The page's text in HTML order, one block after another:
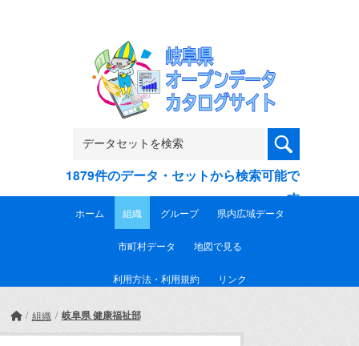
1879件のデータ・セットから検索可能で
す
ホーム 組織 グループ 県内広域データ
市町村データ 地図で見る
利用方法・利用規約 リンク
組織 岐阜県 健康福祉部